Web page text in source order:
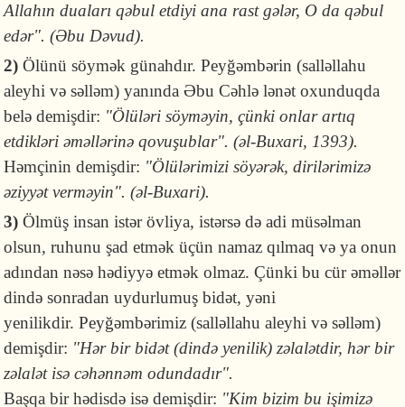
Allahın duaları qəbul etdiyi ana rast gələr, O da qəbul
edər". (Əbu Dəvud).
2) Ölünü söymək günahdır. Peyğəmbərin (salləllahu
aleyhi və səlləm) yanında Əbu Cəhlə lənət oxunduqda
belə demişdir: "Ölüləri söyməyin, çünki onlar artıq
etdikləri əməllərinə qovuşublar". (əl-Buxari, 1393).
Həmçinin demişdir: "Ölülərimizi söyərək, dirilərimizə
əziyyət verməyin". (əl-Buxari).
3) Ölmüş insan istər övliya, istərsə də adi müsəlman
olsun, ruhunu şad etmək üçün namaz qılmaq və ya onun
adından nəsə hədiyyə etmək olmaz. Çünki bu cür əməllər
dində sonradan uydurlumuş bidət, yəni
yenilikdir. Peyğəmbərimiz (salləllahu aleyhi və səlləm)
demişdir: "Hər bir bidət (dində yenilik) zəlalətdir, hər bir
zəlalət isə cəhənnəm odundadır".
Başqa bir hədisdə isə demişdir: "Kim bizim bu işimizə